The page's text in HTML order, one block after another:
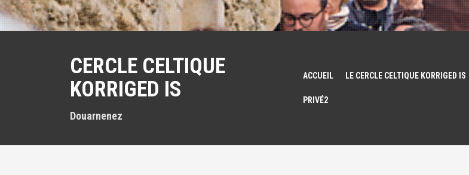
l
CERCLE CELTIQUE
KORRIGED IS
Douarnenez
ACCUEIL LE CERCLE CELTIQUE KORRIGED IS
PRIVÉ2